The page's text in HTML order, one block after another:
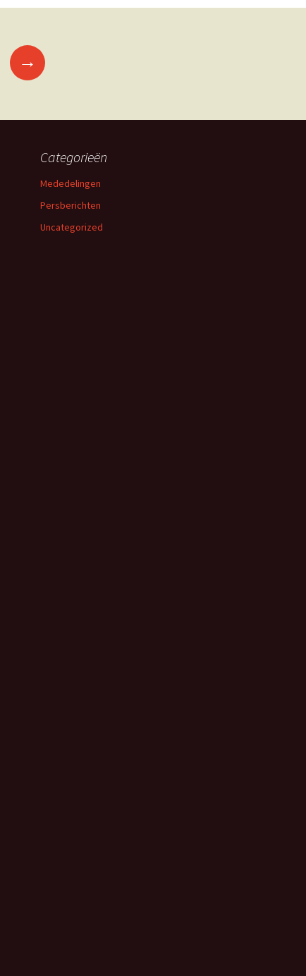
→
Categorieën
Mededelingen
Persberichten
Uncategorized